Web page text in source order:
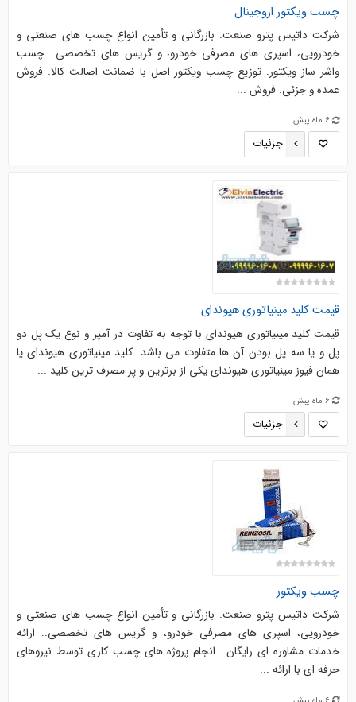
چسب ویکتور اروجینال
شرکت داتیس پترو صنعت. بازرگانی و تأمین انواع چسب های صنعتی و
خودرویی، اسپری های مصرفی خودرو، و گریس های تخصصی.. چسب
واشر ساز ویکتور. توزیع چسب ویکتور اصل با ضمانت اصالت کالا. فروش
عمده و جزئی. فروش ...
6 ماه پیش
جزئیات
قیمت کلید مینیاتوری هیوندای
قیمت کلید مینیاتوری هیوندای با توجه به تفاوت در آمپر و نوع یک پل دو
پل و یا سه پل بودن آن ها متفاوت می باشد. کلید مینیاتوری هیوندای یا
همان فیوز مینیاتوری هیوندای یکی از برترین و پر مصرف ترین کلید ...
6 ماه پیش
جزئیات
چسب ویکتور
شرکت داتیس پترو صنعت. بازرگانی و تأمین انواع چسب های صنعتی و
خودرویی، اسپری های مصرفی خودرو، و گریس های تخصصی.. ارائه
خدمات مشاوره ای رایگان.. انجام پروژه های چسب کاری توسط نیروهای
حرفه ای با ارائه ...